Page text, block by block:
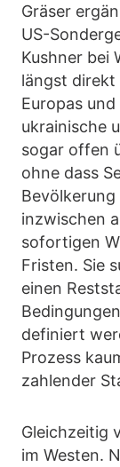
Gräser
US-
Kushner bei
längst direkt
Europas
ukrainische
sogar offen
ohne dass
inzwischen
sofortigen
Fristen. Sie
einen
definiert
Prozess
zahlender
Gleichzeitig
im Westen.